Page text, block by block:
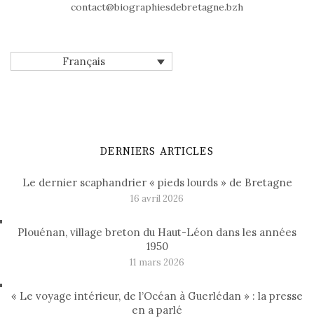
contact@biographiesdebretagne.bzh
Français
DERNIERS ARTICLES
Le dernier scaphandrier « pieds lourds » de Bretagne
16 avril 2026
Plouénan, village breton du Haut-Léon dans les années
1950
11 mars 2026
« Le voyage intérieur, de l’Océan à Guerlédan » : la presse
en a parlé